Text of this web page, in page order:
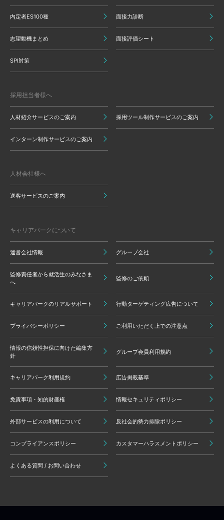
内定者ES100種 面接力診断
志望動機まとめ 面接評価シート
SPI対策
採用担当者様へ
人材紹介サービスのご案内 採用ツール制作サービスのご案内
インターン制作サービスのご案内
人材会社様へ
送客サービスのご案内
キャリアパークについて
運営会社情報 グループ会社
監修責任者から就活生のみなさま
へ
監修のご依頼
キャリアパークのリアルサポート 行動ターゲティング広告について
プライバシーポリシー ご利用いただく上での注意点
情報の信頼性担保に向けた編集方
針
グループ会員利用規約
キャリアパーク利用規約 広告掲載基準
免責事項・知的財産権 情報セキュリティポリシー
外部サービスの利用について 反社会的勢力排除ポリシー
コンプライアンスポリシー カスタマーハラスメントポリシー
よくある質問 / お問い合わせ